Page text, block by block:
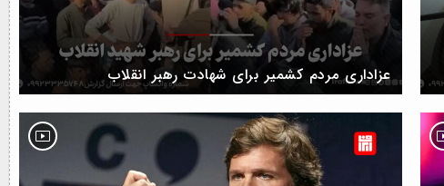
عزاداری مردم کشمیر برای شهادت رهبر انقلاب